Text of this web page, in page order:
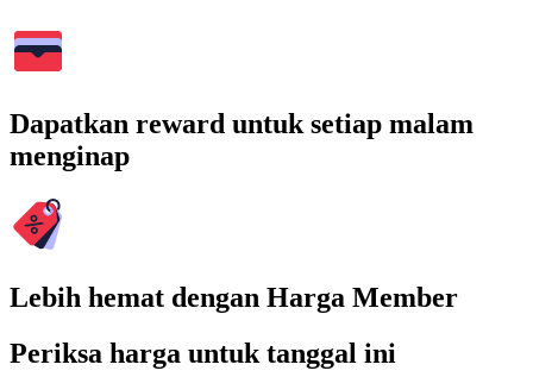
Dapatkan reward untuk setiap malam
menginap
Lebih hemat dengan Harga Member
Periksa harga untuk tanggal ini